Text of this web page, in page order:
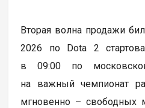
Вторая волна продажи
2026 по Dota 2
в 09:00 по
на важный чемпионат
мгновенно – свободных